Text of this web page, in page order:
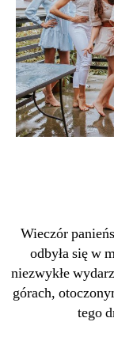
Wieczór
odbyła się w
niezwykłe
górach,
tego